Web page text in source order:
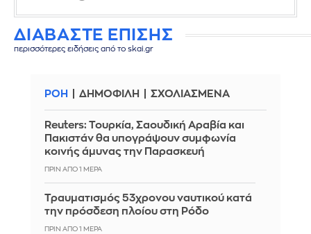
ΔΙΑΒΑΣΤΕ ΕΠΙΣΗΣ
περισσότερες ειδήσεις από το skai.gr
ΡΟΗ ΔΗΜΟΦΙΛΗ ΣΧΟΛΙΑΣΜΕΝΑ
Reuters: Τουρκία, Σαουδική Αραβία και
Πακιστάν θα υπογράψουν συμφωνία
κοινής άμυνας την Παρασκευή
ΠΡΙΝ ΑΠΌ 1 ΜΈΡΑ
Τραυματισμός 53χρονου ναυτικού κατά
την πρόσδεση πλοίου στη Ρόδο
ΠΡΙΝ ΑΠΌ 1 ΜΈΡΑ